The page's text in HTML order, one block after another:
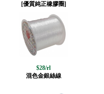
[優質純正橡膠圈]
$28/rl
混色金銀絲線